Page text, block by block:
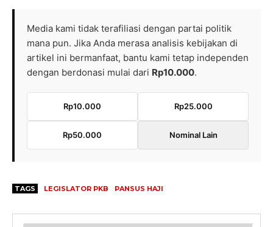
Media kami tidak terafiliasi dengan partai politik
mana pun. Jika Anda merasa analisis kebijakan di
artikel ini bermanfaat, bantu kami tetap independen
dengan berdonasi mulai dari Rp10.000.
Rp10.000 Rp25.000
Rp50.000 Nominal Lain
TAGS LEGISLATOR PKB PANSUS HAJI